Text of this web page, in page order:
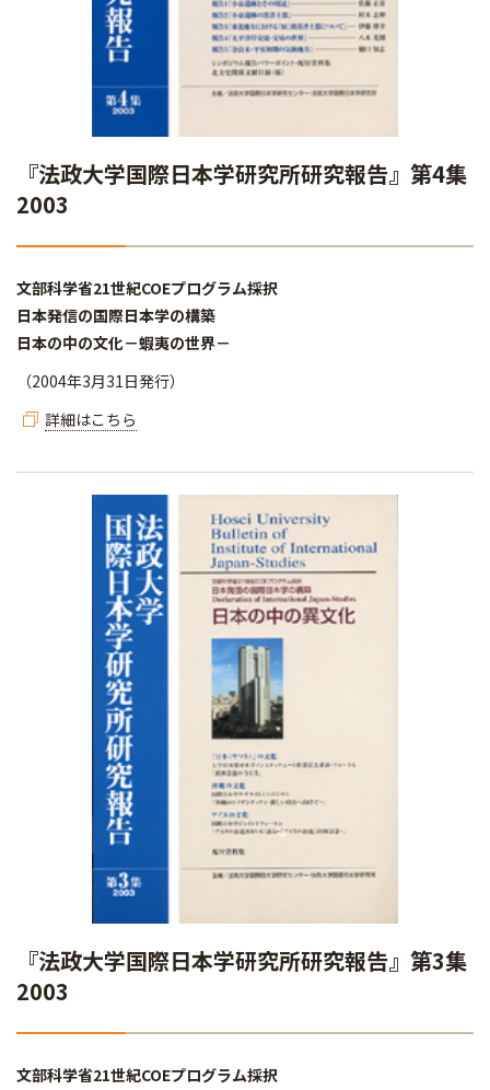
『法政大学国際日本学研究所研究報告』第4集
2003
文部科学省21世紀COEプログラム採択
日本発信の国際日本学の構築
日本の中の文化－蝦夷の世界－
（2004年3月31日発行）
詳細はこちら
『法政大学国際日本学研究所研究報告』第3集
2003
文部科学省21世紀COEプログラム採択